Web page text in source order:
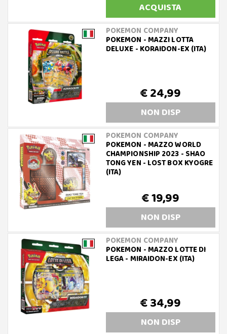
ACQUISTA
POKEMON COMPANY
POKEMON - MAZZI LOTTA
DELUXE - KORAIDON-EX (ITA)
€ 24,99
NON DISP
POKEMON COMPANY
POKEMON - MAZZO WORLD
CHAMPIONSHIP 2023 - SHAO
TONG YEN - LOST BOX KYOGRE
(ITA)
€ 19,99
NON DISP
POKEMON COMPANY
POKEMON - MAZZO LOTTE DI
LEGA - MIRAIDON-EX (ITA)
€ 34,99
NON DISP